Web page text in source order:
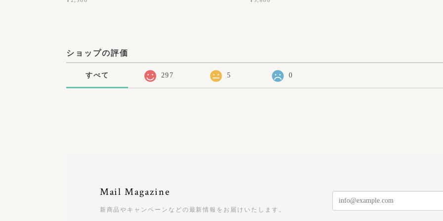
ショップの評価
すべて 297 5 0
Mail Magazine
新商品やキャンペーンなどの最新情報をお届けいたします。